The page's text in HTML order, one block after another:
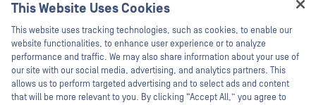
Formação
Programa de Vulnerabilidades
Parceiros
Certificação
Parceiros tecnológicos
Fichas de dados
Livros brancos
Ferramentas gratuitas
This Website Uses Cookies
This website uses tracking technologies, such as cookies, to enable our
website functionalities, to enhance user experience or to analyze
performance and traffic. We may also share information about your use of
our site with our social media, advertising, and analytics partners. This
allows us to perform targeted advertising and to select ads and content
that will be more relevant to you. By clicking “Accept All,” you agree to
Hey there!
I'm Ozzy, your OPSWAT virtual assistant.
How can I help you secure what's critical
today?